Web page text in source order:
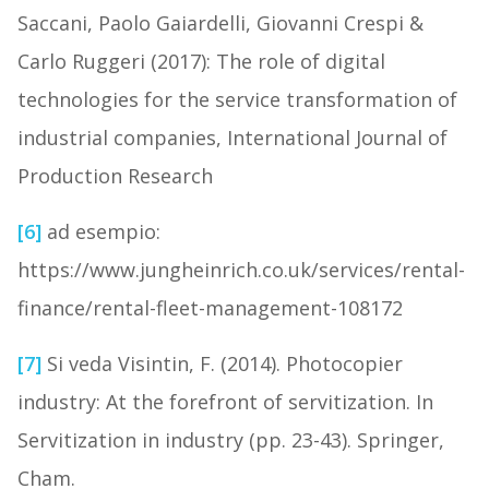
Saccani, Paolo Gaiardelli, Giovanni Crespi &
Carlo Ruggeri (2017): The role of digital
technologies for the service transformation of
industrial companies, International Journal of
Production Research
[6]ad esempio:
https://www.jungheinrich.co.uk/services/rental-
finance/rental-fleet-management-108172
[7]Si veda Visintin, F. (2014). Photocopier
industry: At the forefront of servitization. In
Servitization in industry (pp. 23-43). Springer,
Cham.